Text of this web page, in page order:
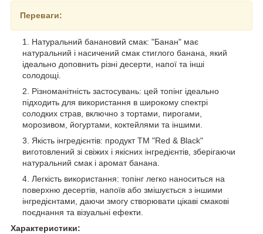
Переваги:
Натуральний банановий смак: "Банан" має
натуральний і насичений смак стиглого банана, який
ідеально доповнить різні десерти, напої та інші
солодощі.
Різноманітність застосувань: цей топінг ідеально
підходить для використання в широкому спектрі
солодких страв, включно з тортами, пирогами,
морозивом, йогуртами, коктейлями та іншими.
Якість інгредієнтів: продукт ТМ "Red & Black"
виготовлений зі свіжих і якісних інгредієнтів, зберігаючи
натуральний смак і аромат банана.
Легкість використання: топінг легко наноситься на
поверхню десертів, напоїв або змішується з іншими
інгредієнтами, даючи змогу створювати цікаві смакові
поєднання та візуальні ефекти.
Характеристики: